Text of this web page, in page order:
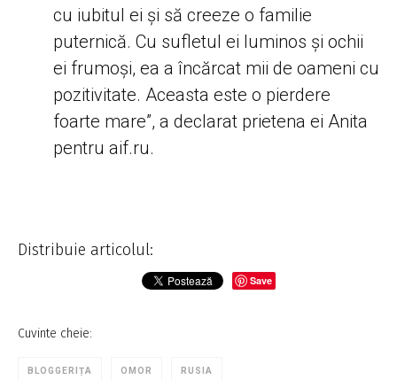
cu iubitul ei și să creeze o familie
puternică. Cu sufletul ei luminos și ochii
ei frumoși, ea a încărcat mii de oameni cu
pozitivitate. Aceasta este o pierdere
foarte mare”, a declarat prietena ei Anita
pentru aif.ru.
Distribuie articolul:
Save
Cuvinte cheie:
BLOGGERIȚA OMOR RUSIA